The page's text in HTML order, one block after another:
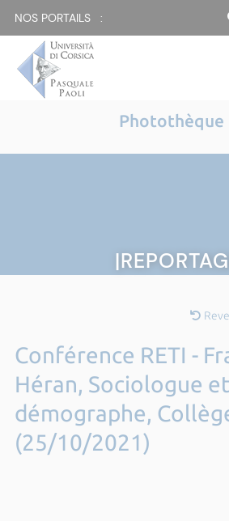
NOS PORTAILS :
Photothèque
Conférence RETI -
Héran, Sociologue et
démographe,
(25/10/2021)